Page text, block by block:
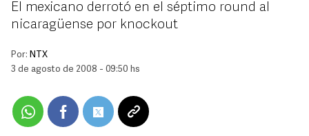
El mexicano derrotó en el séptimo round al
nicaragüense por knockout
Por: NTX
3 de agosto de 2008 - 09:50 hs